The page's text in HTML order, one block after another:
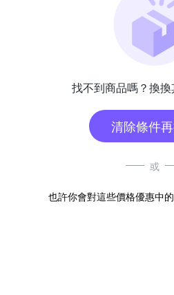
找不到商品嗎？換換
清除條件
或
也許你會對這些價格優惠中